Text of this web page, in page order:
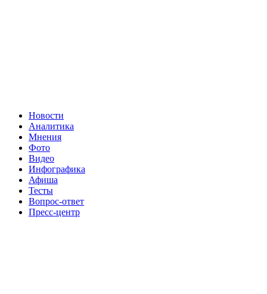
Новости
Аналитика
Мнения
Фото
Видео
Инфографика
Афиша
Тесты
Вопрос-ответ
Пресс-центр